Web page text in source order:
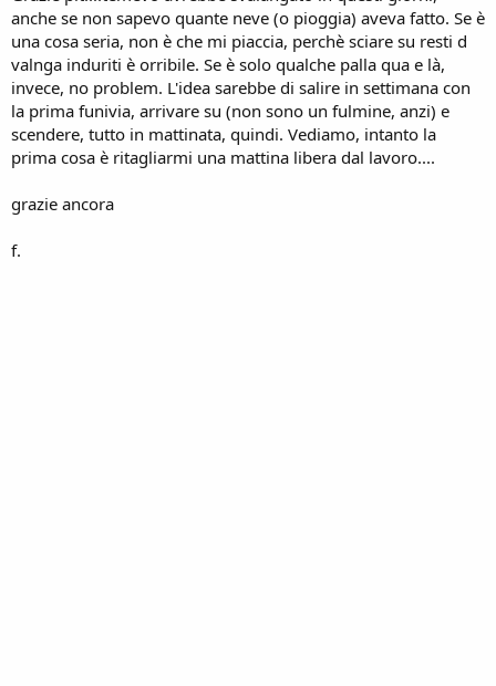
anche se non sapevo quante neve (o pioggia) aveva fatto. Se è
una cosa seria, non è che mi piaccia, perchè sciare su resti d
valnga induriti è orribile. Se è solo qualche palla qua e là,
invece, no problem. L'idea sarebbe di salire in settimana con
la prima funivia, arrivare su (non sono un fulmine, anzi) e
scendere, tutto in mattinata, quindi. Vediamo, intanto la
prima cosa è ritagliarmi una mattina libera dal lavoro....
grazie ancora
f.